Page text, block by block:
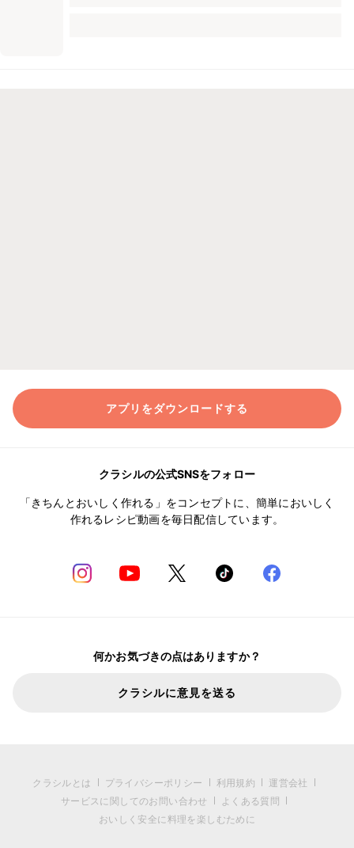
アプリをダウンロードする
クラシルの公式SNSをフォロー
「きちんとおいしく作れる」をコンセプトに、簡単においしく
作れるレシピ動画を毎日配信しています。
何かお気づきの点はありますか？
クラシルに意見を送る
クラシルとは プライバシーポリシー 利用規約
運営会社
サービスに関してのお問い合わせ
よくある質問
おいしく安全に料理を楽しむために